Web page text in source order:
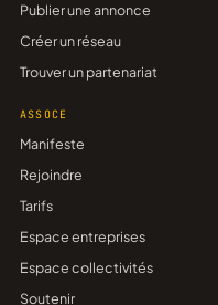
Publier une annonce
Créer un réseau
Trouver un partenariat
ASSOCE
Manifeste
Rejoindre
Tarifs
Espace entreprises
Espace collectivités
Soutenir